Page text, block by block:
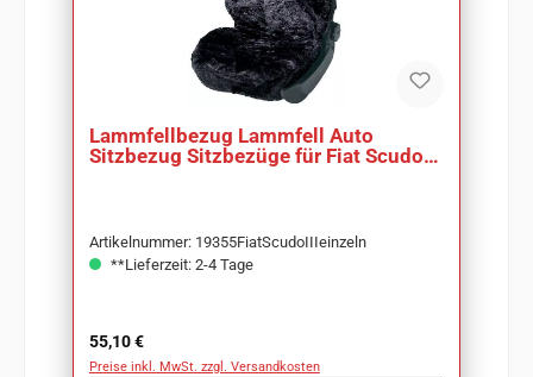
Lammfellbezug Lammfell Auto
Sitzbezug Sitzbezüge für Fiat Scudo
Artikelnummer: 19355FiatScudoIIIeinzeln
**Lieferzeit: 2-4 Tage
Regulärer Preis:
55,10 €
Preise inkl. MwSt. zzgl. Versandkosten